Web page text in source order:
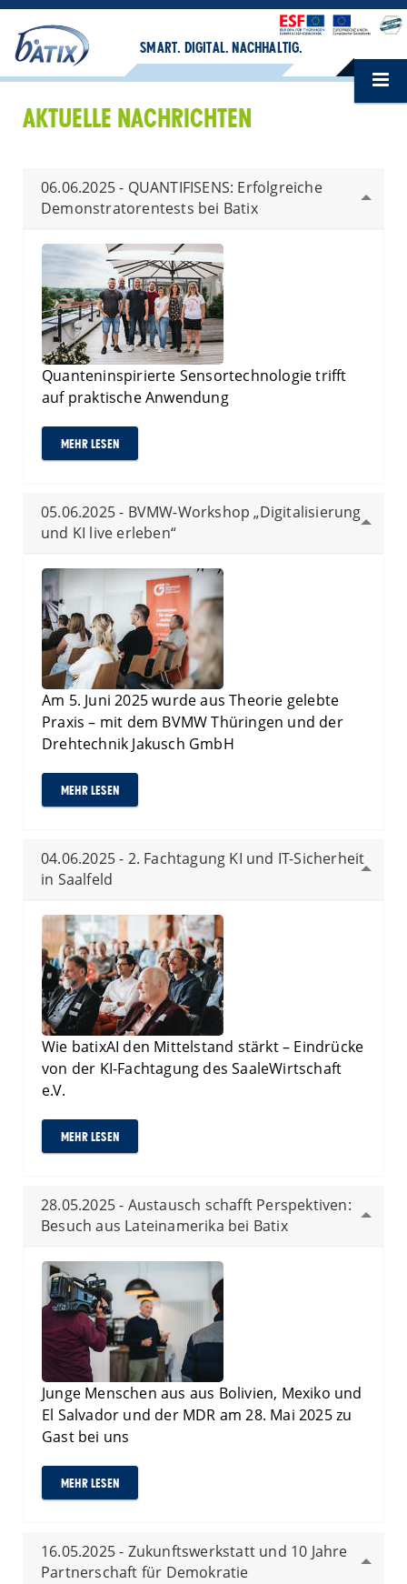
SMART. DIGITAL. NACHHALTIG.
AKTUELLE NACHRICHTEN
06.06.2025 - QUANTIFISENS: Erfolgreiche
Demonstratorentests bei Batix
Quanteninspirierte Sensortechnologie trifft
auf praktische Anwendung
MEHR LESEN
05.06.2025 - BVMW-Workshop „Digitalisierung
und KI live erleben“
Am 5. Juni 2025 wurde aus Theorie gelebte
Praxis – mit dem BVMW Thüringen und der
Drehtechnik Jakusch GmbH
MEHR LESEN
04.06.2025 - 2. Fachtagung KI und IT-Sicherheit
in Saalfeld
Wie batixAI den Mittelstand stärkt – Eindrücke
von der KI-Fachtagung des SaaleWirtschaft
e.V.
MEHR LESEN
28.05.2025 - Austausch schafft Perspektiven:
Besuch aus Lateinamerika bei Batix
Junge Menschen aus aus Bolivien, Mexiko und
El Salvador und der MDR am 28. Mai 2025 zu
Gast bei uns
MEHR LESEN
16.05.2025 - Zukunftswerkstatt und 10 Jahre
Partnerschaft für Demokratie